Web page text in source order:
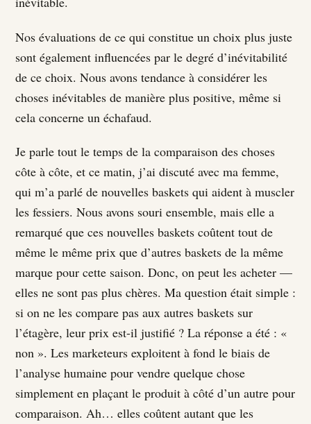
Nos évaluations de ce qui constitue un choix plus juste
sont également influencées par le degré d’inévitabilité
de ce choix. Nous avons tendance à considérer les
choses inévitables de manière plus positive, même si
cela concerne un échafaud.
Je parle tout le temps de la comparaison des choses
côte à côte, et ce matin, j’ai discuté avec ma femme,
qui m’a parlé de nouvelles baskets qui aident à muscler
les fessiers. Nous avons souri ensemble, mais elle a
remarqué que ces nouvelles baskets coûtent tout de
même le même prix que d’autres baskets de la même
marque pour cette saison. Donc, on peut les acheter —
elles ne sont pas plus chères. Ma question était simple :
si on ne les compare pas aux autres baskets sur
l’étagère, leur prix est-il justifié ? La réponse a été : «
non ». Les marketeurs exploitent à fond le biais de
l’analyse humaine pour vendre quelque chose
simplement en plaçant le produit à côté d’un autre pour
comparaison. Ah… elles coûtent autant que les